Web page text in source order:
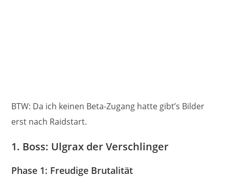
BTW: Da ich keinen Beta-Zugang hatte gibt’s Bilder
erst nach Raidstart.
1. Boss: Ulgrax der Verschlinger
Phase 1: Freudige Brutalität